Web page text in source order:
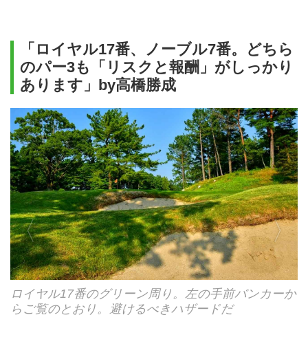
「ロイヤル17番、ノーブル7番。どちら
のパー3も「リスクと報酬」がしっかり
あります」by高橋勝成
ロイヤル17番のグリーン周り。左の手前バンカーか
らご覧のとおり。避けるべきハザードだ